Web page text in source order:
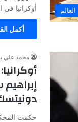
العالم
أوكرانيا في
أكمل
محمد علي
حكمت